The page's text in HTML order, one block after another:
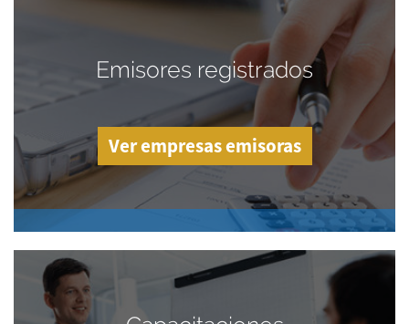
Emisores registrados
Ver empresas emisoras